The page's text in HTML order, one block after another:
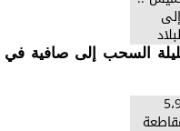
السحب إلى صافية في